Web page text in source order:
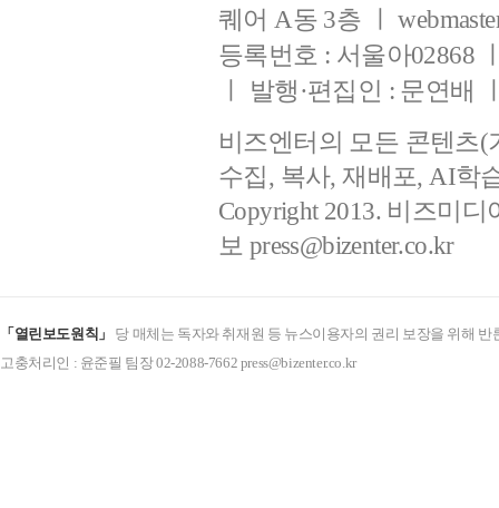
퀘어 A동 3층 ㅣ
등록번호 : 서울아02868
ㅣ 발행·편집인 : 문연배
비즈엔터의 모든 콘텐츠
수집, 복사, 재배포, AI학
Copyright 2013. 비즈미
보 press@bizenter.co.kr
「열린보도원칙」
당 매체는 독자와 취재원 등 뉴스이용자의 권리 보장을 위해
고충처리인 : 윤준필 팀장 02-2088-7662 press@bizenter.co.kr